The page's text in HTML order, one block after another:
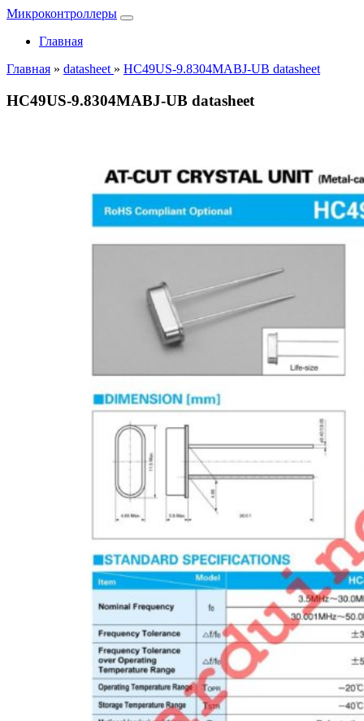
Микроконтроллеры
Главная
Главная » datasheet » HC49US-9.8304MABJ-UB datasheet
HC49US-9.8304MABJ-UB datasheet